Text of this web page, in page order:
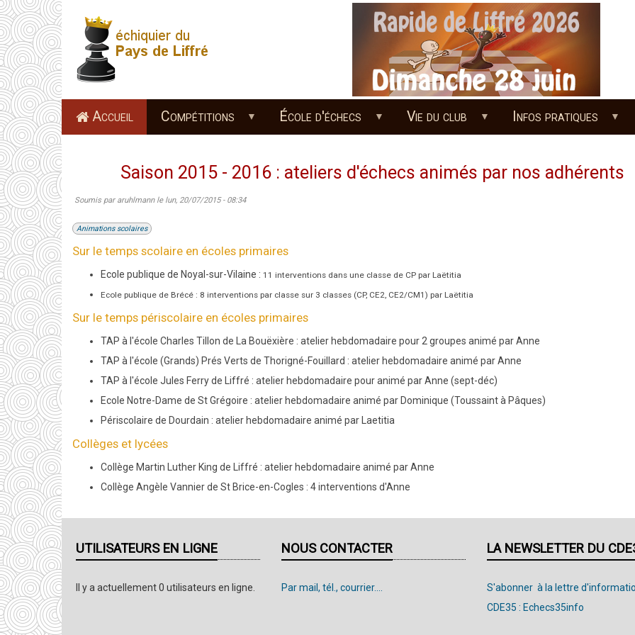
Aller
au
contenu
principal
Accueil Compétitions École d'échecs Vie du club Infos pratiques
Saison 2015 - 2016 : ateliers d'échecs animés par nos adhérents
Soumis par aruhlmannle lun, 20/07/2015 - 08:34
Animations scolaires
Sur le temps scolaire en écoles primaires
Ecole publique de Noyal-sur-Vilaine : 11 interventions dans une classe de CP par Laëtitia
Ecole publique de Brécé : 8 interventions par classe sur 3 classes (CP, CE2, CE2/CM1) par Laëtitia
Sur le temps périscolaire en écoles primaires
TAP à l'école Charles Tillon de La Bouëxière : atelier hebdomadaire pour 2 groupes animé par Anne
TAP à l'école (Grands) Prés Verts de Thorigné-Fouillard : atelier hebdomadaire animé par Anne
TAP à l'école Jules Ferry de Liffré : atelier hebdomadaire pour animé par Anne (sept-déc)
Ecole Notre-Dame de St Grégoire : atelier hebdomadaire animé par Dominique (Toussaint à Pâques)
Périscolaire de Dourdain : atelier hebdomadaire animé par Laetitia
Collèges et lycées
Collège Martin Luther King de Liffré : atelier hebdomadaire animé par Anne
Collège Angèle Vannier de St Brice-en-Cogles : 4 interventions d'Anne
UTILISATEURS EN LIGNE
Il y a actuellement 0 utilisateurs en ligne.
NOUS CONTACTER
Par mail, tél., courrier....
LA NEWSLETTER DU
S'abonner à la lettre
CDE35 : Echecs35info